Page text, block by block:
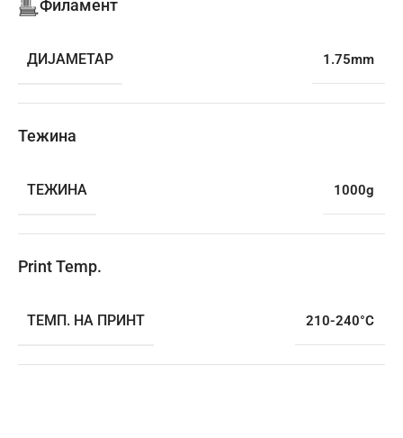
Филамент
ДИЈАМЕТАР 1.75mm
Тежина
ТЕЖИНА 1000g
Print Temp.
ТЕМП. НА ПРИНТ 210-240°C